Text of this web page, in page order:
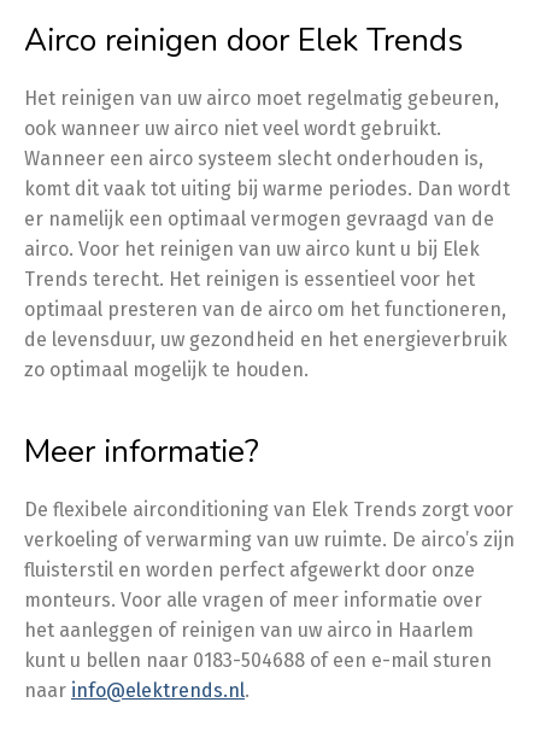
Airco reinigen door Elek Trends
Het reinigen van uw airco moet regelmatig gebeuren,
ook wanneer uw airco niet veel wordt gebruikt.
Wanneer een airco systeem slecht onderhouden is,
komt dit vaak tot uiting bij warme periodes. Dan wordt
er namelijk een optimaal vermogen gevraagd van de
airco. Voor het reinigen van uw airco kunt u bij Elek
Trends terecht. Het reinigen is essentieel voor het
optimaal presteren van de airco om het functioneren,
de levensduur, uw gezondheid en het energieverbruik
zo optimaal mogelijk te houden.
Meer informatie?
De flexibele airconditioning van Elek Trends zorgt voor
verkoeling of verwarming van uw ruimte. De airco’s zijn
fluisterstil en worden perfect afgewerkt door onze
monteurs. Voor alle vragen of meer informatie over
het aanleggen of reinigen van uw airco in Haarlem
kunt u bellen naar 0183-504688 of een e-mail sturen
naar info@elektrends.nl.